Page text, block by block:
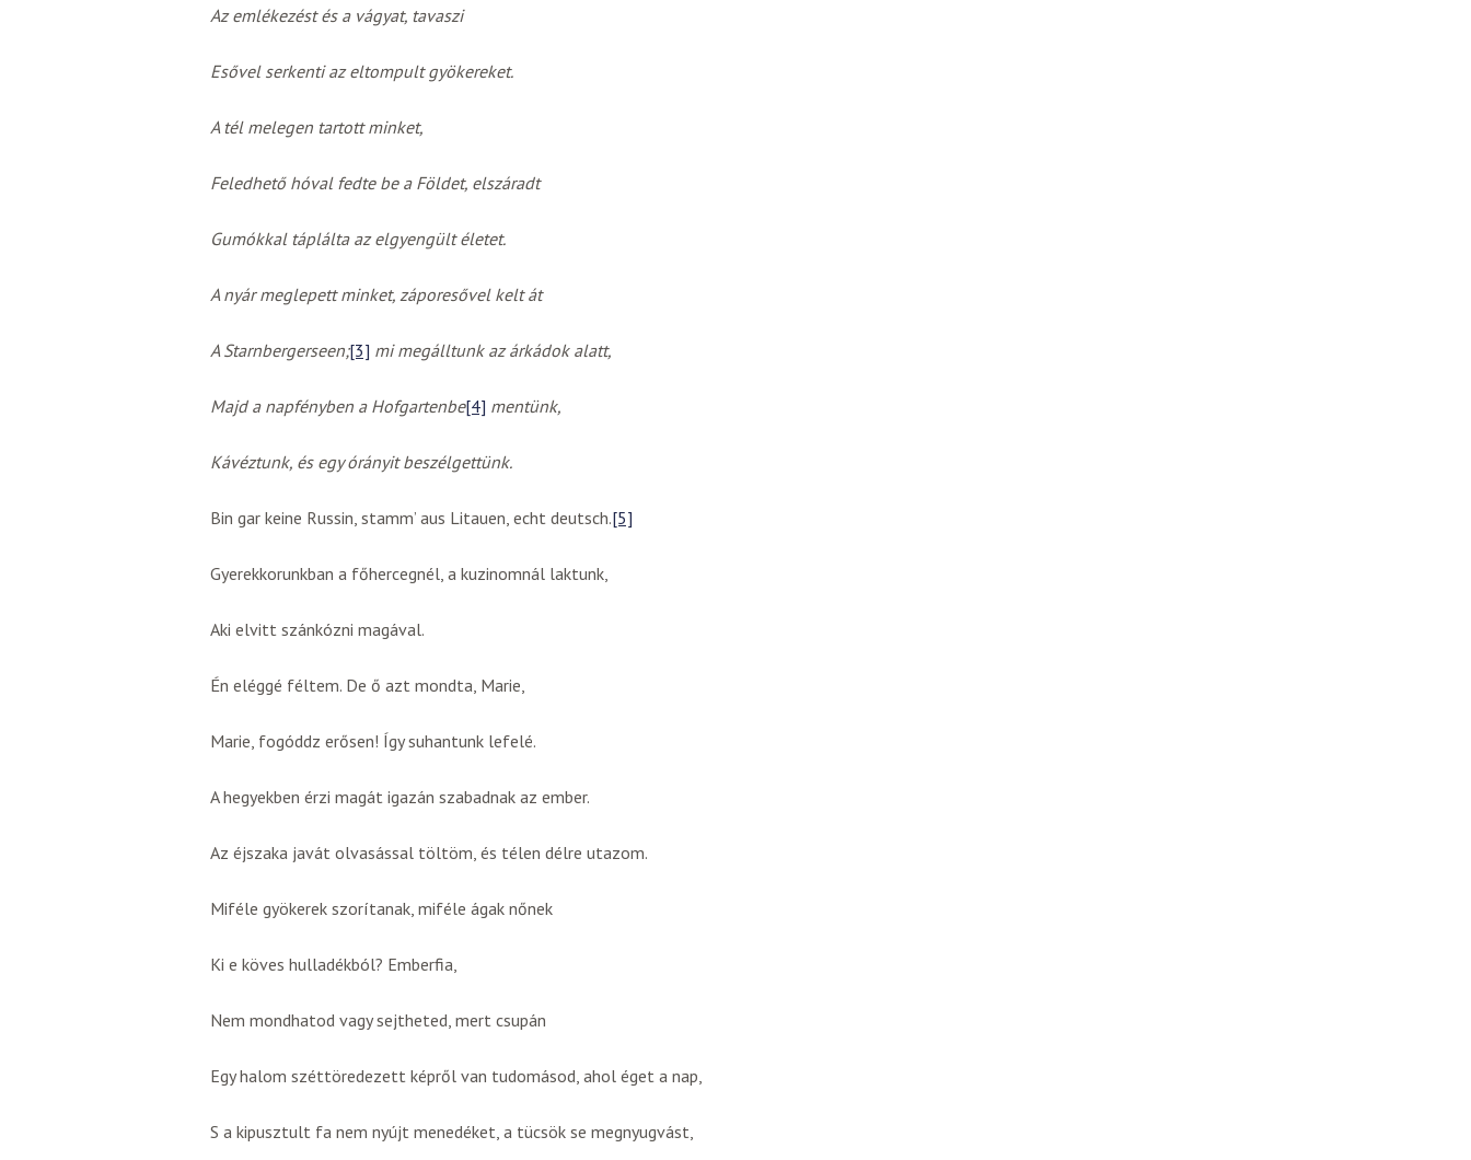
Az emlékezést és a vágyat, tavaszi
Esővel serkenti az eltompult gyökereket.
A tél melegen tartott minket,
Feledhető hóval fedte be a Földet, elszáradt
Gumókkal táplálta az elgyengült életet.
A nyár meglepett minket, záporesővel kelt át
A Starnbergerseen;[3] mi megálltunk az árkádok alatt,
Majd a napfényben a Hofgartenbe[4] mentünk,
Kávéztunk, és egy órányit beszélgettünk.
Bin gar keine Russin, stamm’ aus Litauen, echt deutsch.[5]
Gyerekkorunkban a főhercegnél, a kuzinomnál laktunk,
Aki elvitt szánkózni magával.
Én eléggé féltem. De ő azt mondta, Marie,
Marie, fogóddz erősen! Így suhantunk lefelé.
A hegyekben érzi magát igazán szabadnak az ember.
Az éjszaka javát olvasással töltöm, és télen délre utazom.
Miféle gyökerek szorítanak, miféle ágak nőnek
Ki e köves hulladékból? Emberfia,
Nem mondhatod vagy sejtheted, mert csupán
Egy halom széttöredezett képről van tudomásod, ahol éget a nap,
S a kipusztult fa nem nyújt menedéket, a tücsök se megnyugvást,